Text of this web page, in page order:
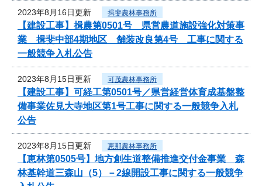
2023年8月16日更新 揖斐農林事務所
【建設工事】揖農第0501号 県営農道施設強化対策事
業 揖斐中部4期地区 舗装改良第4号 工事に関する
一般競争入札公告
2023年8月15日更新 可茂農林事務所
【建設工事】可経工第0501号／県営経営体育成基盤整
備事業佐見大寺地区第1号工事に関する一般競争入札
公告
2023年8月15日更新 恵那農林事務所
【恵林第0505号】地方創生道整備推進交付金事業 森
林基幹道三森山（5）－2線開設工事に関する一般競争